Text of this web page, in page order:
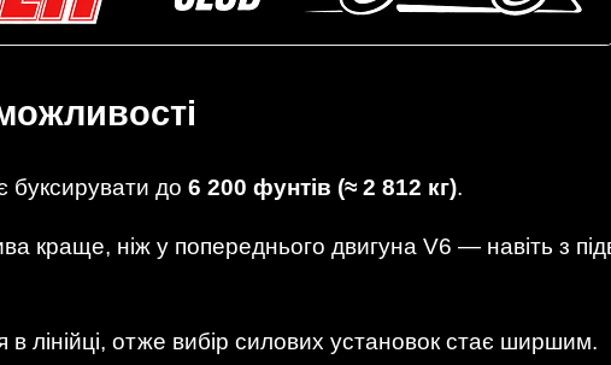
буксирувати до 6 200 фунтів (≈ 2 812 кг).
краще, ніж у попереднього двигуна V6 — навіть з
в лінійці, отже вибір силових установок стає ширшим.